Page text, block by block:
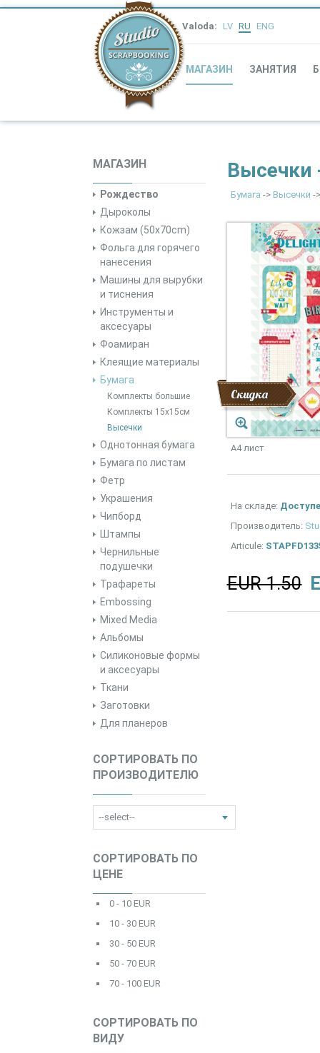
Valoda: LV RU ENG
МАГАЗИН ЗАНЯТИЯ
МАГАЗИН
Рождество
Дыроколы
Кожзам (50x70cm)
Фольга для горячего
нанесения
Машины для вырубки
и тиснения
Инструменты и
аксесуары
Фоамиран
Клеящие материалы
Бумага
Комплекты большие
Комплекты 15х15см
Высечки
Однотонная бумага
Бумага по листам
Фетр
Украшения
Чипборд
Штампы
Чернильные
подушечки
Трафареты
Embossing
Mixed Media
Альбомы
Силиконовые формы
и аксесуары
Ткани
Заготовки
Для планеров
СОРТИРОВАТЬ ПО
ПРОИЗВОДИТЕЛЮ
СОРТИРОВАТЬ ПО
ЦЕНЕ
0 - 10 EUR
10 - 30 EUR
30 - 50 EUR
50 - 70 EUR
70 - 100 EUR
СОРТИРОВАТЬ ПО
ВИДУ
Высечки
Бумага -> Высечки -
Скидка
A4 лист
На складе:
Производитель:
Articule:
EUR 1.50